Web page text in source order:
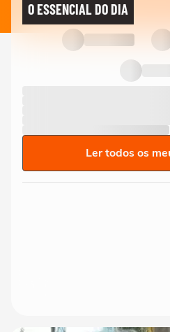
O ESSENCIAL DO DIA
Ler todos os